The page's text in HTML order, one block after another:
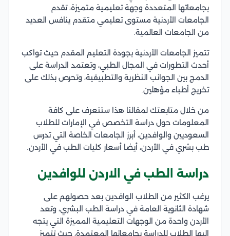
بجامعاتها المتعددة وجهة تعليمية متميزة، تقدم
الجامعات الأردنية مستوى تعليمي متقدم ينافس العديد
من الجامعات العالمية.
تتميز الجامعات الأردنية بجودة التعليم المقدم حيث تواكب
أحدث التطورات في المجال الطبي، وتعتمد الدراسة على
الدمج بين الجوانب النظرية والتطبيقية، وتحرص بذلك على
تخريج أطباء مؤهلين.
من خلال متابعتك لمقالنا هذا ستتعرف على كافة
المعلومات حول دراسة التخصص في الإمارات للطلاب
السعوديين والوافدين، أبرز الجامعات الخاصة التي تدرس
طب بشري في الأردن، أيضا أسعار كليات الطب في الأردن.
دراسة الطب في الاردن للوافدين
يرغب الكثير من الطلاب الوافدين بعد حصولهم على
شهادة الثانوية العامة في دراسة الطب البشري، وتعد
الأردن واحدة من الوجهات التعليمية المميزة التي يتجه
إليها الطلاب للدراسة بجامعاتها المعتمدة، حيث تتميز